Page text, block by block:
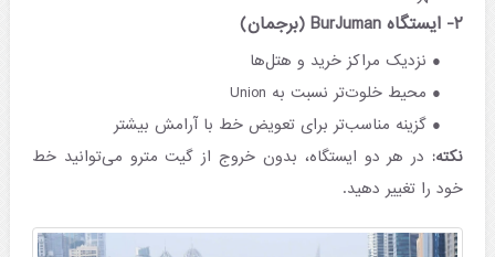
۲- ایستگاه BurJuman (برجمان)
نزدیک مراکز خرید و هتل‌ها
محیط خلوت‌تر نسبت به Union
گزینه مناسب‌تر برای تعویض خط با آرامش بیشتر
نکته: در هر دو ایستگاه، بدون خروج از گیت مترو می‌توانید خط
خود را تغییر دهید.